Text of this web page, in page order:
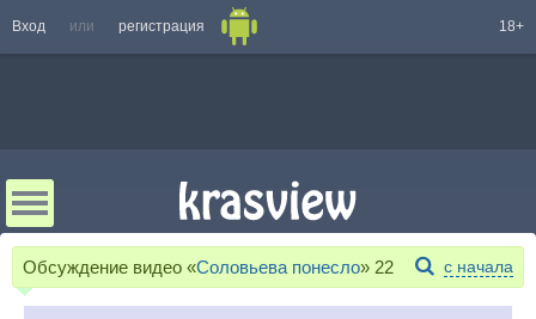
Вход или регистрация 18+
Обсуждение видео «Соловьева понесло» 22 с начала